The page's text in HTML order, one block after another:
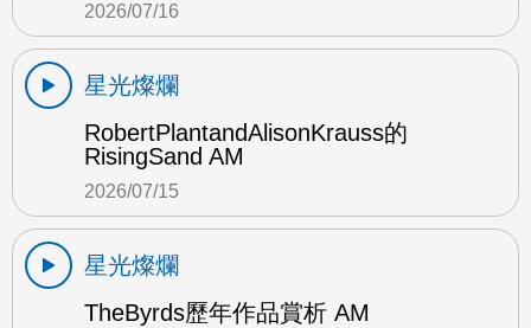
2026/07/16
星光燦爛
RobertPlantandAlisonKrauss的
RisingSand AM
2026/07/15
星光燦爛
TheByrds歷年作品賞析 AM